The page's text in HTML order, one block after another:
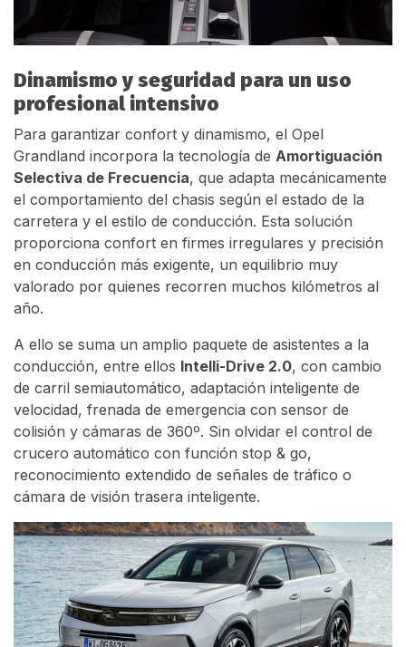
Dinamismo y seguridad para un uso
profesional intensivo
Para garantizar confort y dinamismo, el Opel
Grandland incorpora la tecnología de Amortiguación
Selectiva de Frecuencia, que adapta mecánicamente
el comportamiento del chasis según el estado de la
carretera y el estilo de conducción. Esta solución
proporciona confort en firmes irregulares y precisión
en conducción más exigente, un equilibrio muy
valorado por quienes recorren muchos kilómetros al
año.
A ello se suma un amplio paquete de asistentes a la
conducción, entre ellos Intelli-Drive 2.0, con cambio
de carril semiautomático, adaptación inteligente de
velocidad, frenada de emergencia con sensor de
colisión y cámaras de 360º. Sin olvidar el control de
crucero automático con función stop & go,
reconocimiento extendido de señales de tráfico o
cámara de visión trasera inteligente.